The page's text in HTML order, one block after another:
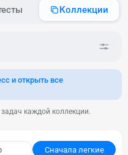
Коллекции
и открыть все
каждой коллекции.
Сначала легкие